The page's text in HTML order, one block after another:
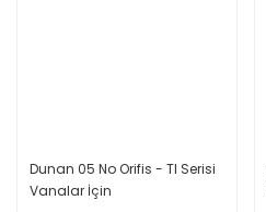
Dunan 05 No Orifis - TI Serisi
Vanalar İçin